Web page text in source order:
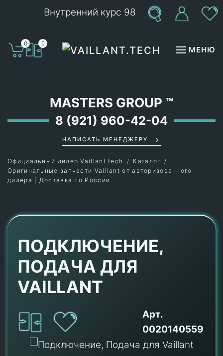
Внутренний курс 98
0 0
МЕНЮ
MASTERS GROUP ™
8 (921) 960-42-04
НАПИСАТЬ МЕНЕДЖЕРУ
Официальный дилер Vaillant.tech
Каталог
Оригинальные запчасти Vaillant от авторизованного
дилера | Доставка по России
ПОДКЛЮЧЕНИЕ,
ПОДАЧА ДЛЯ
VAILLANT
Арт.
0020140559